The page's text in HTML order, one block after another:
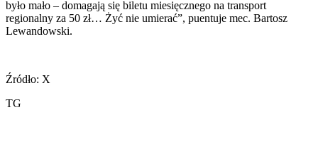
było mało – domagają się biletu miesięcznego na transport
regionalny za 50 zł… Żyć nie umierać”, puentuje mec. Bartosz
Lewandowski.
Źródło: X
TG